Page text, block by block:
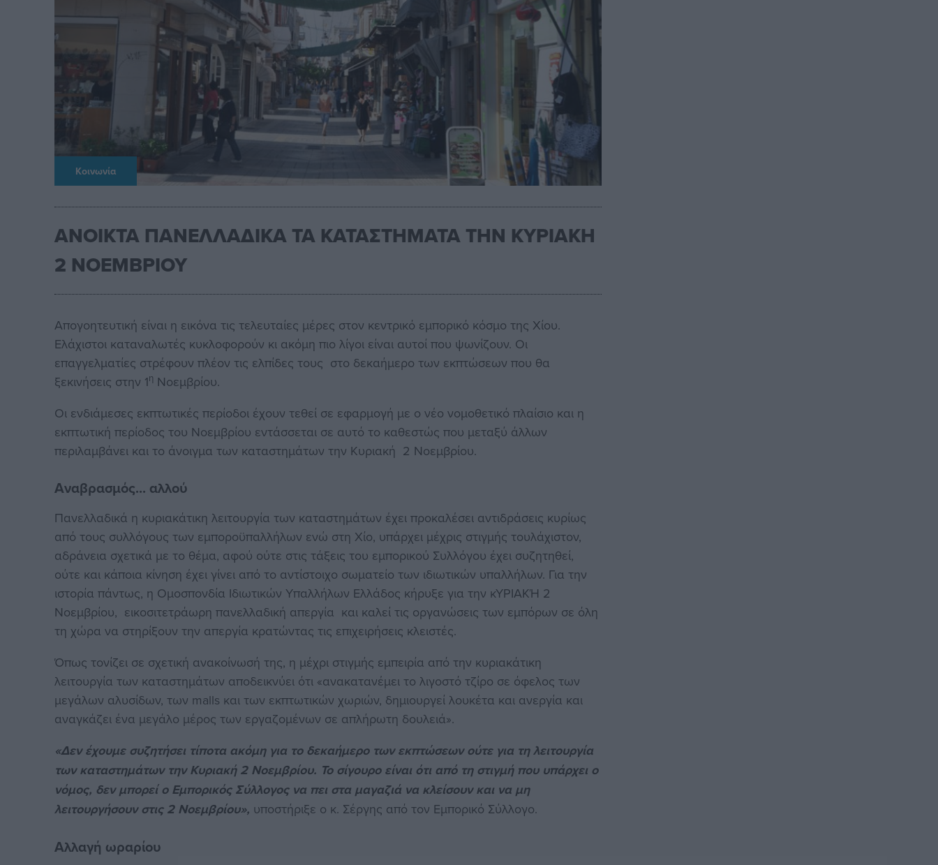
Κοινωνία
ΑΝΟΙΚΤΑ ΠΑΝΕΛΛΑΔΙΚΑ ΤΑ ΚΑΤΑΣΤΗΜΑΤΑ ΤΗΝ ΚΥΡΙΑΚΗ
2 ΝΟΕΜΒΡΙΟΥ
Απογοητευτική είναι η εικόνα τις τελευταίες μέρες στον κεντρικό εμπορικό κόσμο της Χίου.
Ελάχιστοι καταναλωτές κυκλοφορούν κι ακόμη πιο λίγοι είναι αυτοί που ψωνίζουν. Οι
επαγγελματίες στρέφουν πλέον τις ελπίδες τους στο δεκαήμερο των εκπτώσεων που θα
ξεκινήσεις στην 1η Νοεμβρίου.
Οι ενδιάμεσες εκπτωτικές περίοδοι έχουν τεθεί σε εφαρμογή με ο νέο νομοθετικό πλαίσιο και η
εκπτωτική περίοδος του Νοεμβρίου εντάσσεται σε αυτό το καθεστώς που μεταξύ άλλων
περιλαμβάνει και το άνοιγμα των καταστημάτων την Κυριακή 2 Νοεμβρίου.
Αναβρασμός... αλλού
Πανελλαδικά η κυριακάτικη λειτουργία των καταστημάτων έχει προκαλέσει αντιδράσεις κυρίως
από τους συλλόγους των εμποροϋπαλλήλων ενώ στη Χίο, υπάρχει μέχρις στιγμής τουλάχιστον,
αδράνεια σχετικά με το θέμα, αφού ούτε στις τάξεις του εμπορικού Συλλόγου έχει συζητηθεί,
ούτε και κάποια κίνηση έχει γίνει από το αντίστοιχο σωματείο των ιδιωτικών υπαλλήλων. Για την
ιστορία πάντως, η Ομοσπονδία Ιδιωτικών Υπαλλήλων Ελλάδος κήρυξε για την κΥΡΙΑΚΉ 2
Νοεμβρίου, εικοσιτετράωρη πανελλαδική απεργία και καλεί τις οργανώσεις των εμπόρων σε όλη
τη χώρα να στηρίξουν την απεργία κρατώντας τις επιχειρήσεις κλειστές.
Όπως τονίζει σε σχετική ανακοίνωσή της, η μέχρι στιγμής εμπειρία από την κυριακάτικη
λειτουργία των καταστημάτων αποδεικνύει ότι «ανακατανέμει το λιγοστό τζίρο σε όφελος των
μεγάλων αλυσίδων, των malls και των εκπτωτικών χωριών, δημιουργεί λουκέτα και ανεργία και
αναγκάζει ένα μεγάλο μέρος των εργαζομένων σε απλήρωτη δουλειά».
«Δεν έχουμε συζητήσει τίποτα ακόμη για το δεκαήμερο των εκπτώσεων ούτε για τη λειτουργία
των καταστημάτων την Κυριακή 2 Νοεμβρίου. Το σίγουρο είναι ότι από τη στιγμή που υπάρχει ο
νόμος, δεν μπορεί ο Εμπορικός Σύλλογος να πει στα μαγαζιά να κλείσουν και να μη
λειτουργήσουν στις 2 Νοεμβρίου», υποστήριξε ο κ. Σέργης από τον Εμπορικό Σύλλογο.
Αλλαγή ωραρίου